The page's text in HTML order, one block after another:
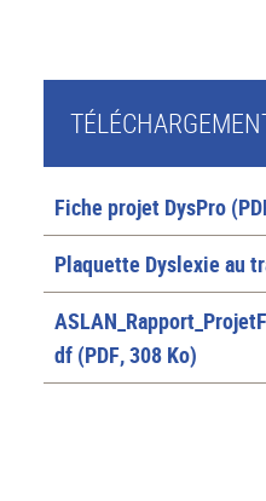
Fiche projet DysPro
Plaquette Dyslexie au
df (PDF, 308 Ko)